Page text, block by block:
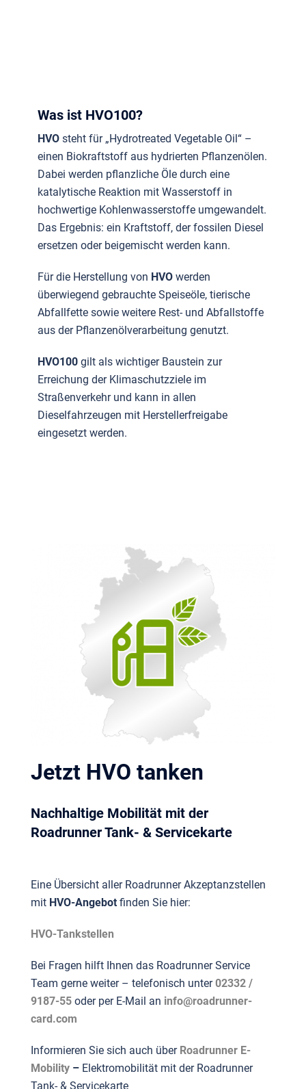
Was ist HVO100?
HVO steht für „Hydrotreated Vegetable Oil“ –
einen Biokraftstoff aus hydrierten Pflanzenölen.
Dabei werden pflanzliche Öle durch eine
katalytische Reaktion mit Wasserstoff in
hochwertige Kohlenwasserstoffe umgewandelt.
Das Ergebnis: ein Kraftstoff, der fossilen Diesel
ersetzen oder beigemischt werden kann.
Für die Herstellung von HVO werden
überwiegend gebrauchte Speiseöle, tierische
Abfallfette sowie weitere Rest- und Abfallstoffe
aus der Pflanzenölverarbeitung genutzt.
HVO100 gilt als wichtiger Baustein zur
Erreichung der Klimaschutzziele im
Straßenverkehr und kann in allen
Dieselfahrzeugen mit Herstellerfreigabe
eingesetzt werden.
Jetzt HVO tanken
Nachhaltige Mobilität mit der
Roadrunner Tank- & Servicekarte
Eine Übersicht aller Roadrunner Akzeptanzstellen
mit HVO-Angebot finden Sie hier:
HVO-Tankstellen
Bei Fragen hilft Ihnen das Roadrunner Service
Team gerne weiter – telefonisch unter02332 /
9187-55 oder per E-Mail an info@roadrunner-
card.com
Informieren Sie sich auch über Roadrunner E-
Mobility – Elektromobilität mit der Roadrunner
Tank- & Servicekarte